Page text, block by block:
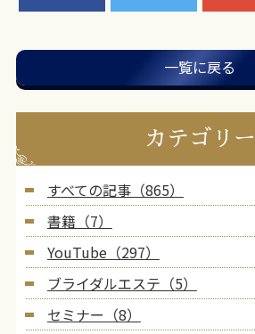
一覧に戻る
カテゴリー
すべての記事（865）
書籍（7）
YouTube（297）
ブライダルエステ（5）
セミナー（8）